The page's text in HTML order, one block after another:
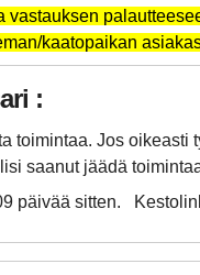
vastauksen
kaatopaikan
:
toimintaa. Jos oikeasti
saanut jäädä
päivää sitten